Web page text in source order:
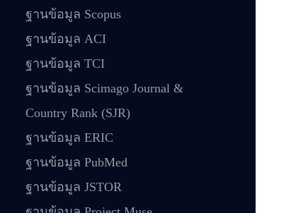
ฐานข้อมูล Scopus
ฐานข้อมูล ACI
ฐานข้อมูล TCI
ฐานข้อมูล Scimago Journal &
Country Rank (SJR)
ฐานข้อมูล ERIC
ฐานข้อมูล PubMed
ฐานข้อมูล JSTOR